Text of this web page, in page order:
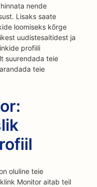
nende
Lisaks saate
loomiseks kõrge
uudistesaitidest ja
profiili
suurendada teie
teie
oluline teie
Monitor aitab teil